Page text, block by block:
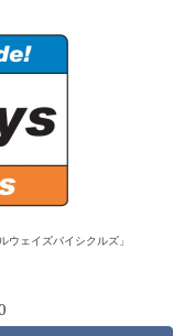
ウェイズバイシクルズ」